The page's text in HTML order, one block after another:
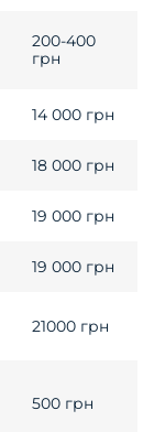
200-400
грн
14 000 грн
18 000 грн
19 000 грн
19 000 грн
21000 грн
500 грн